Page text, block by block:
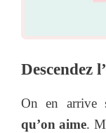
Descendez
On en arrive
qu’on aime.